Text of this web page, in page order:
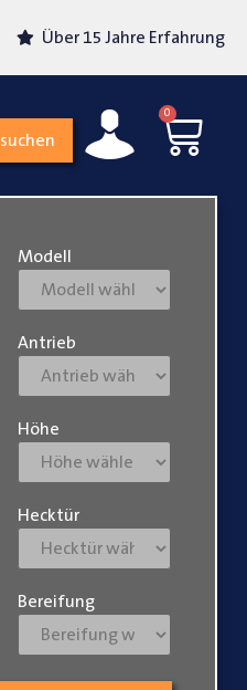
Über 15 Jahre Erfahrung
suchen
0
Modell
Antrieb
Höhe
Hecktür
Bereifung